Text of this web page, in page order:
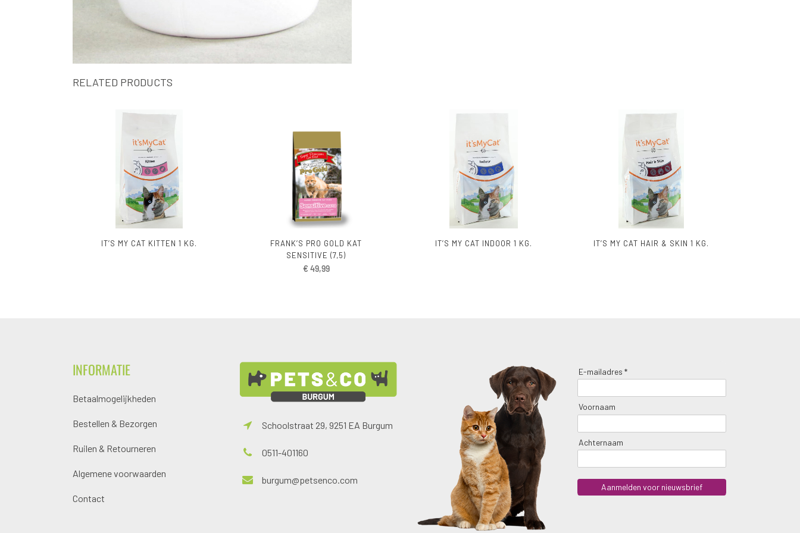
RELATED PRODUCTS
IT’S MY CAT KITTEN 1 KG.
FRANK’S PRO GOLD KAT
SENSITIVE (7,5)
€ 49,99
IT’S MY CAT INDOOR 1 KG. IT’S MY CAT HAIR & SKIN 1 KG.
INFORMATIE
Betaalmogelijkheden
Bestellen & Bezorgen
Ruilen & Retourneren
Algemene voorwaarden
Contact
Schoolstraat 29, 9251 EA Burgum
0511-401160
burgum@petsenco.com
E-mailadres *
Voornaam
Achternaam
Aanmelden voor nieuwsbrief